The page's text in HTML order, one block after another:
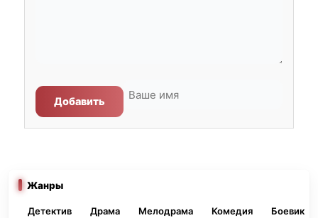
Добавить
Жанры
Детектив Драма Мелодрама Комедия Боевик